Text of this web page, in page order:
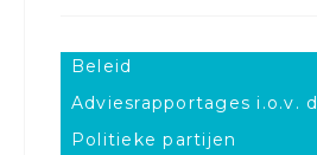
Beleid
Adviesrapportages i.o.v.
Politieke partijen